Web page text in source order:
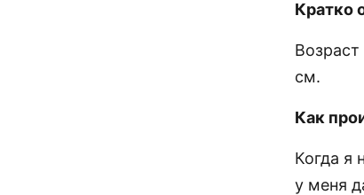
Кратко
см.
Как
Когда я
у меня